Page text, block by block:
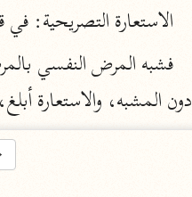
الجواهر الحسان
الثعالبي (٨٧٥ هـ)
بحر العلوم
الاستعارة التصريحية: في
دون المشبه، والاستعارة